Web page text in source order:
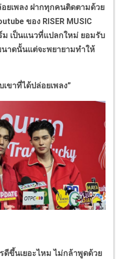
ยเพลง ฝากทุกคนติดตามด้วย
ของ RISER MUSIC
เป็นแนวที่แปลกใหม่ ยอมรับ
าดนั้นแต่จะพยายามทำให้
ขาที่ได้ปล่อยเพลง”
นเยอะไหม ไม่กล้าพูดด้วย